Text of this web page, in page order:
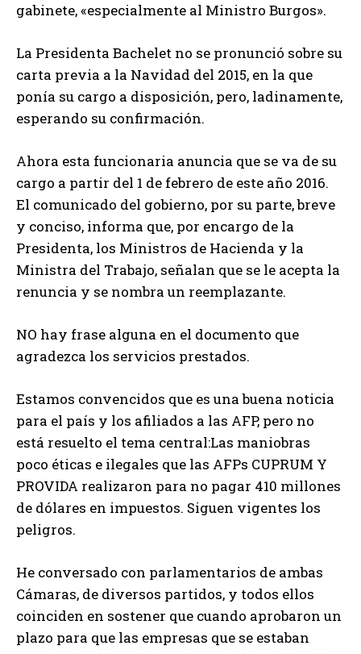
gabinete, «especialmente al Ministro Burgos».
La Presidenta Bachelet no se pronunció sobre su
carta previa a la Navidad del 2015, en la que
ponía su cargo a disposición, pero, ladinamente,
esperando su confirmación.
Ahora esta funcionaria anuncia que se va de su
cargo a partir del 1 de febrero de este año 2016.
El comunicado del gobierno, por su parte, breve
y conciso, informa que, por encargo de la
Presidenta, los Ministros de Hacienda y la
Ministra del Trabajo, señalan que se le acepta la
renuncia y se nombra un reemplazante.
NO hay frase alguna en el documento que
agradezca los servicios prestados.
Estamos convencidos que es una buena noticia
para el país y los afiliados a las AFP, pero no
está resuelto el tema central:Las maniobras
poco éticas e ilegales que las AFPs CUPRUM Y
PROVIDA realizaron para no pagar 410 millones
de dólares en impuestos. Siguen vigentes los
peligros.
He conversado con parlamentarios de ambas
Cámaras, de diversos partidos, y todos ellos
coinciden en sostener que cuando aprobaron un
plazo para que las empresas que se estaban